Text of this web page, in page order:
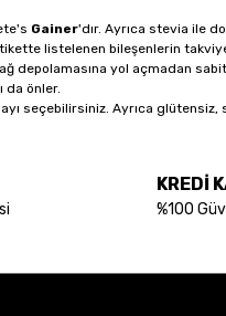
Gainer'dır. Ayrıca stevia ile
listelenen bileşenlerin
yol açmadan
da önler.
seçebilirsiniz. Ayrıca
KREDİ
%100